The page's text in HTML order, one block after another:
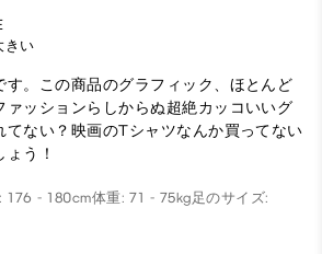
きい
す。この商品のグラフィック、ほとんど
ァッションらしからぬ超絶カッコいいグ
てない？映画のTシャツなんか買ってない
う！
176 - 180cm体重: 71 - 75kg足のサイズ: